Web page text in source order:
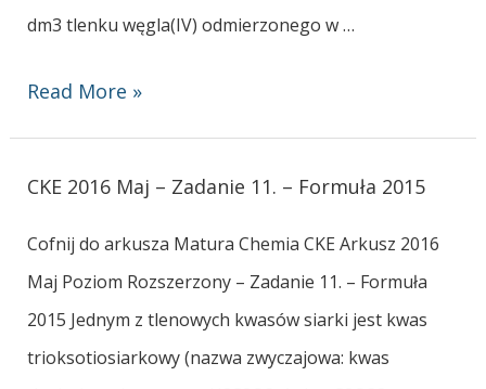
dm3 tlenku węgla(IV) odmierzonego w …
Read More »
CKE 2016 Maj – Zadanie 11. – Formuła 2015
Cofnij do arkusza Matura Chemia CKE Arkusz 2016
Maj Poziom Rozszerzony – Zadanie 11. – Formuła
2015 Jednym z tlenowych kwasów siarki jest kwas
trioksotiosiarkowy (nazwa zwyczajowa: kwas